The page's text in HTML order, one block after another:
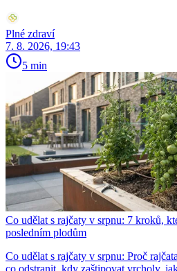
Plné zdraví
7. 8. 2026, 19:43
5 min
Co udělat s rajčaty v srpnu: 7 kroků,
posledním plodům
Co udělat s rajčaty v srpnu: Proč
co odstranit, kdy zaštipovat vrcholy,